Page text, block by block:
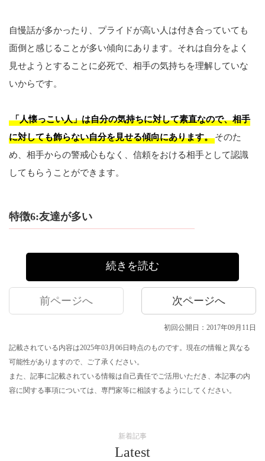
自慢話が多かったり、プライドが高い人は付き合っていても
面倒と感じることが多い傾向にあります。それは自分をよく
見せようとすることに必死で、相手の気持ちを理解していな
いからです。
「人懐っこい人」は自分の気持ちに対して素直なので、相手
に対しても飾らない自分を見せる傾向にあります。 そのた
め、相手からの警戒心もなく、信頼をおける相手として認識
してもらうことができます。
特徴6:友達が多い
続きを読む
前ページへ 次ページへ
初回公開日：2017年09月11日
記載されている内容は2025年03月06日時点のものです。現在の情報と異なる
可能性がありますので、ご了承ください。
また、記事に記載されている情報は自己責任でご活用いただき、本記事の内
容に関する事項については、専門家等に相談するようにしてください。
新着記事
Latest